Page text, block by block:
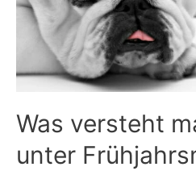
Was versteht
unter